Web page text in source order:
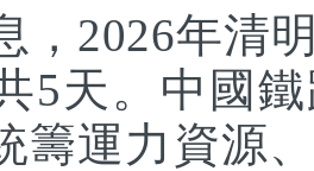
，2026年清
5天。中國
籌運力資源